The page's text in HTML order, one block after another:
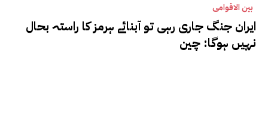
بین الاقوامی
ایران جنگ جاری رہی تو آبنائے ہرمز کا راستہ بحال
نہیں ہوگا: چین